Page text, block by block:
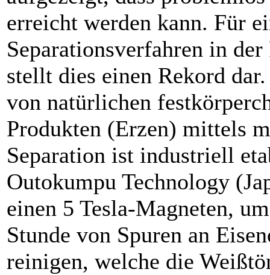
erreicht werden kann. Für
Separationsverfahren in
stellt dies einen Rekord
von natürlichen
Produkten (Erzen) mittels
Separation ist industriell
Outokumpu Technology
einen 5 Tesla-Magneten,
Stunde von Spuren an
reinigen, welche die